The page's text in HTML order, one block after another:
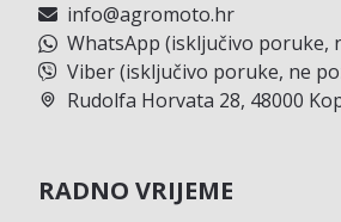
info@agromoto.hr
WhatsApp (isključivo poruke,
Viber (isključivo poruke, ne
Rudolfa Horvata 28, 48000
RADNO VRIJEME